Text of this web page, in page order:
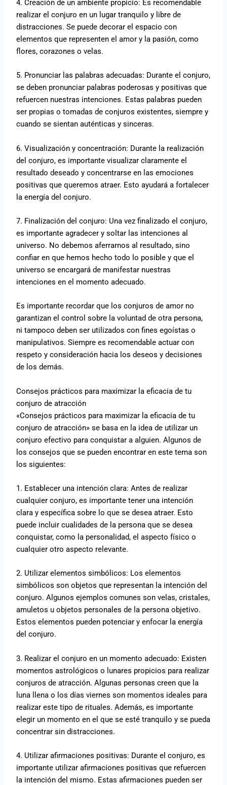
4. Creación de un ambiente propicio: Es recomendable
realizar el conjuro en un lugar tranquilo y libre de
distracciones. Se puede decorar el espacio con
elementos que representen el amor y la pasión, como
flores, corazones o velas.
5. Pronunciar las palabras adecuadas: Durante el conjuro,
se deben pronunciar palabras poderosas y positivas que
refuercen nuestras intenciones. Estas palabras pueden
ser propias o tomadas de conjuros existentes, siempre y
cuando se sientan auténticas y sinceras.
6. Visualización y concentración: Durante la realización
del conjuro, es importante visualizar claramente el
resultado deseado y concentrarse en las emociones
positivas que queremos atraer. Esto ayudará a fortalecer
la energía del conjuro.
7. Finalización del conjuro: Una vez finalizado el conjuro,
es importante agradecer y soltar las intenciones al
universo. No debemos aferrarnos al resultado, sino
confiar en que hemos hecho todo lo posible y que el
universo se encargará de manifestar nuestras
intenciones en el momento adecuado.
Es importante recordar que los conjuros de amor no
garantizan el control sobre la voluntad de otra persona,
ni tampoco deben ser utilizados con fines egoístas o
manipulativos. Siempre es recomendable actuar con
respeto y consideración hacia los deseos y decisiones
de los demás.
Consejos prácticos para maximizar la eficacia de tu
conjuro de atracción
«Consejos prácticos para maximizar la eficacia de tu
conjuro de atracción» se basa en la idea de utilizar un
conjuro efectivo para conquistar a alguien. Algunos de
los consejos que se pueden encontrar en este tema son
los siguientes:
1. Establecer una intención clara: Antes de realizar
cualquier conjuro, es importante tener una intención
clara y específica sobre lo que se desea atraer. Esto
puede incluir cualidades de la persona que se desea
conquistar, como la personalidad, el aspecto físico o
cualquier otro aspecto relevante.
2. Utilizar elementos simbólicos: Los elementos
simbólicos son objetos que representan la intención del
conjuro. Algunos ejemplos comunes son velas, cristales,
amuletos u objetos personales de la persona objetivo.
Estos elementos pueden potenciar y enfocar la energía
del conjuro.
3. Realizar el conjuro en un momento adecuado: Existen
momentos astrológicos o lunares propicios para realizar
conjuros de atracción. Algunas personas creen que la
luna llena o los días viernes son momentos ideales para
realizar este tipo de rituales. Además, es importante
elegir un momento en el que se esté tranquilo y se pueda
concentrar sin distracciones.
4. Utilizar afirmaciones positivas: Durante el conjuro, es
importante utilizar afirmaciones positivas que refuercen
la intención del mismo. Estas afirmaciones pueden ser